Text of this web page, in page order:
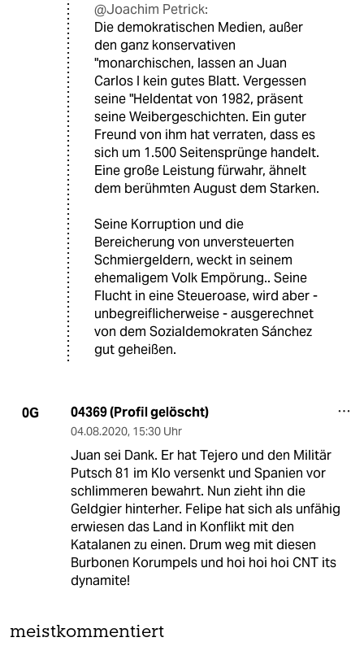
@Joachim Petrick:
Die demokratischen Medien, außer
den ganz konservativen
"monarchischen, lassen an Juan
Carlos I kein gutes Blatt. Vergessen
seine "Heldentat von 1982, präsent
seine Weibergeschichten. Ein guter
Freund von ihm hat verraten, dass es
sich um 1.500 Seitensprünge handelt.
Eine große Leistung fürwahr, ähnelt
dem berühmten August dem Starken.
Seine Korruption und die
Bereicherung von unversteuerten
Schmiergeldern, weckt in seinem
ehemaligem Volk Empörung.. Seine
Flucht in eine Steueroase, wird aber -
unbegreiflicherweise - ausgerechnet
von dem Sozialdemokraten Sánchez
gut geheißen.
0G 04369 (Profil gelöscht)
04.08.2020, 15:30 Uhr
Juan sei Dank. Er hat Tejero und den Militär
Putsch 81 im Klo versenkt und Spanien vor
schlimmeren bewahrt. Nun zieht ihn die
Geldgier hinterher. Felipe hat sich als unfähig
erwiesen das Land in Konflikt mit den
Katalanen zu einen. Drum weg mit diesen
Burbonen Korumpels und hoi hoi hoi CNT its
dynamite!
meistkommentiert